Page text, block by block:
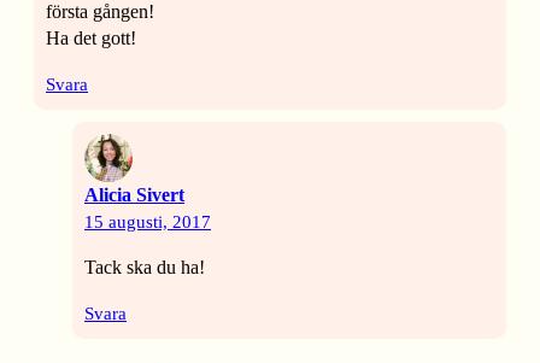
första gången!
Ha det gott!
Svara
Alicia Sivert
15 augusti, 2017
Tack ska du ha!
Svara